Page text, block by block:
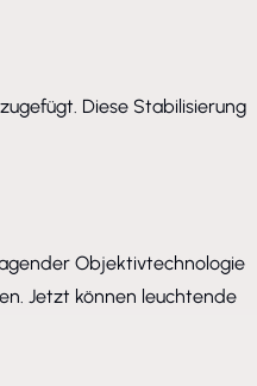
Diese Stabilisierung
Objektivtechnologie
Jetzt können leuchtende